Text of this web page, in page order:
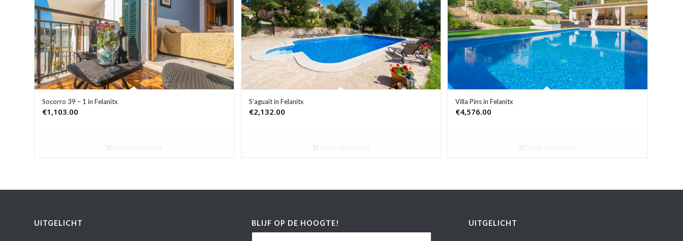
Product Zwembad
Socorro 39 – 1 in Felanitx
€1,103.00
S’aguait in Felanitx
€2,132.00
Villa Pins in Felanitx
€4,576.00
UITGELICHT BLIJF OP DE HOOGTE! UITGELICHT